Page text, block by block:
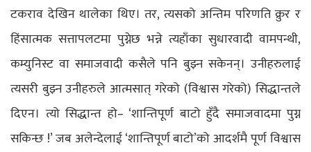
टकराव देखिन थालेका थिए। तर, त्यसको अन्तिम परिणति क्रुर र
हिंसात्मक सत्तापलटमा पुग्नेछ भन्ने त्यहाँका सुधारवादी वामपन्थी,
कम्युनिस्ट वा समाजवादी कसैले पनि बुझ्न सकेनन्। उनीहरुलाई
त्यसरी बुझ्न उनीहरुले आत्मसात् गरेको (विश्वास गरेको) सिद्धान्तले
दिएन। त्यो सिद्धान्त हो– ‘शान्तिपूर्ण बाटो हुँदै समाजवादमा पुग्न
सकिन्छ !’ जब अलेन्देलाई ‘शान्तिपूर्ण बाटो’को आदर्शमै पूर्ण विश्वास